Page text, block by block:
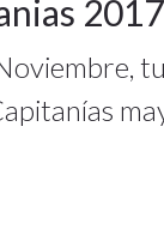
2017